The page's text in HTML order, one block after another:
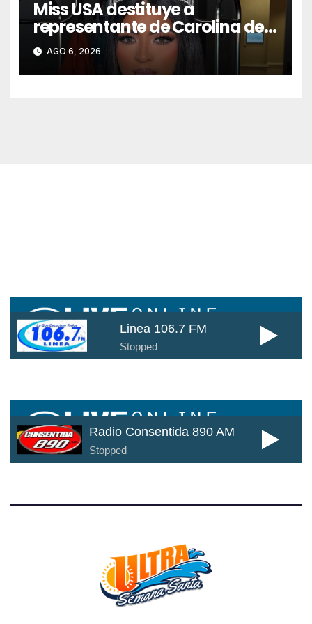
Miss USA destituye a
representante de Carolina del
Norte por conducta racista
AGO 6, 2026